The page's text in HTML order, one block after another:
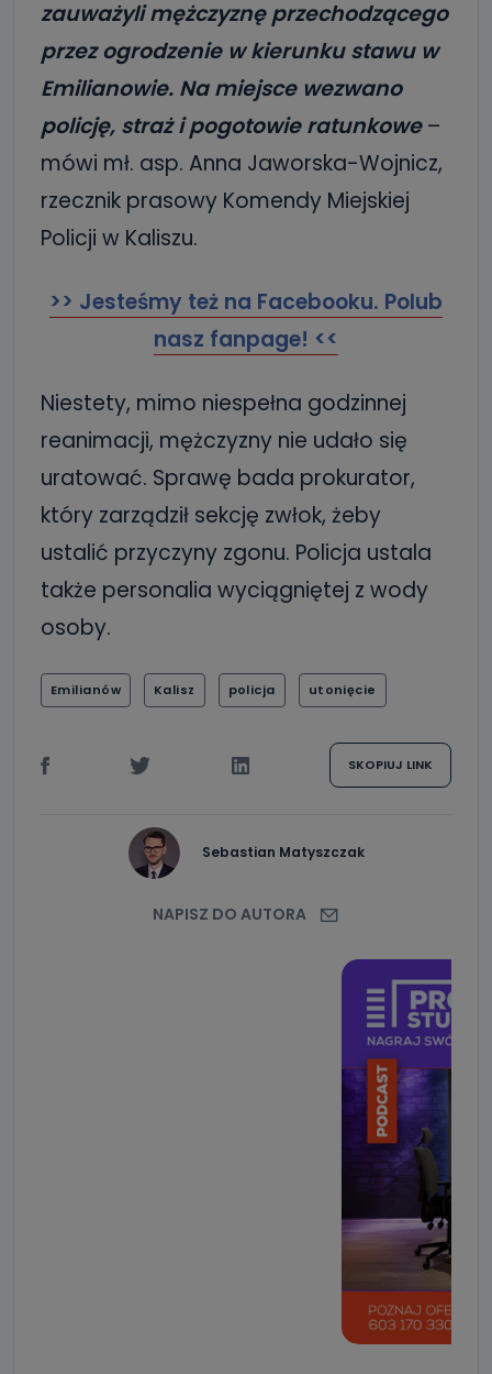
zauważyli mężczyznę przechodzącego
przez ogrodzenie w kierunku stawu w
Emilianowie. Na miejsce wezwano
policję, straż i pogotowie ratunkowe–
mówi mł. asp. Anna Jaworska-Wojnicz,
rzecznik prasowy Komendy Miejskiej
Policji w Kaliszu.
>> Jesteśmy też na Facebooku. Polub
nasz fanpage! <<
Niestety, mimo niespełna godzinnej
reanimacji, mężczyzny nie udało się
uratować. Sprawę bada prokurator,
który zarządził sekcję zwłok, żeby
ustalić przyczyny zgonu. Policja ustala
także personalia wyciągniętej z wody
osoby.
Emilianów Kalisz policja utonięcie
SKOPIUJ LINK
Sebastian Matyszczak
NAPISZ DO AUTORA